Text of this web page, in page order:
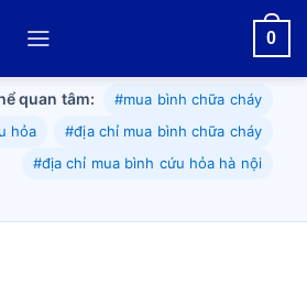
0
quan tâm:
#mua bình chữa cháy
hỏa
#địa chỉ mua bình chữa cháy
#địa chỉ mua bình cứu hỏa hà nội